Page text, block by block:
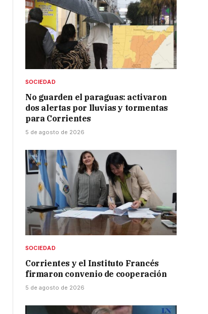
SOCIEDAD
No guarden el paraguas: activaron
dos alertas por lluvias y tormentas
para Corrientes
5 de agosto de 2026
SOCIEDAD
Corrientes y el Instituto Francés
firmaron convenio de cooperación
5 de agosto de 2026